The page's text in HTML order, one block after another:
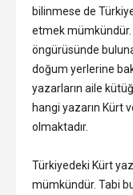
bilinmese de
etmek
öngürüsünde
doğum yerlerine
yazarların aile
hangi yazarın Kürt
olmaktadır.
Türkiyedeki Kürt
mümkündür. Tabi